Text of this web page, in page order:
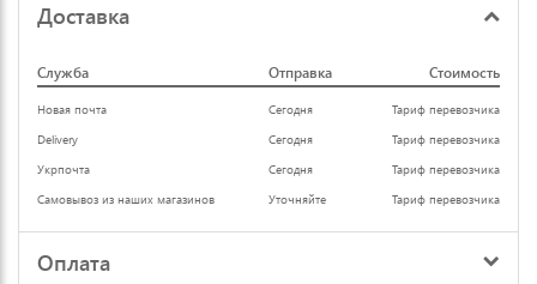
Доставка
Служба Отправка Стоимость
Новая почта Сегодня
Тариф перевозчика
Delivery
Сегодня
Тариф перевозчика
Укрпочта
Сегодня
Тариф перевозчика
Самовывоз из наших магазинов
Уточняйте Тариф перевозчика
Оплата